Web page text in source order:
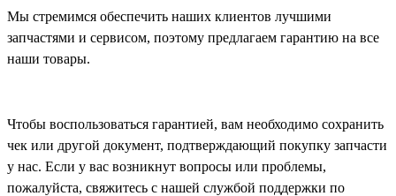
Мы стремимся обеспечить наших клиентов лучшими
запчастями и сервисом, поэтому предлагаем гарантию на все
наши товары.
Чтобы воспользоваться гарантией, вам необходимо сохранить
чек или другой документ, подтверждающий покупку запчасти
у нас. Если у вас возникнут вопросы или проблемы,
пожалуйста, свяжитесь с нашей службой поддержки по